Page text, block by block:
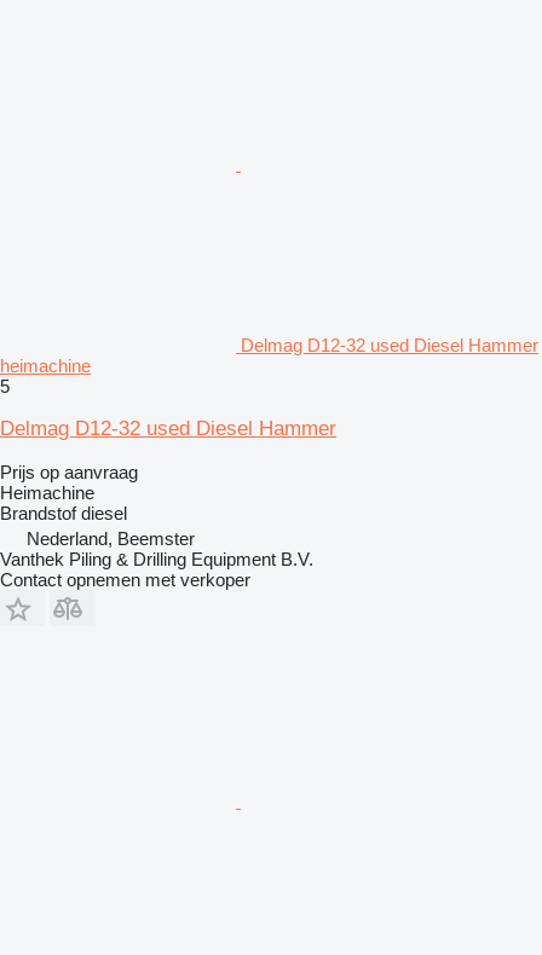
Delmag D12-32 used Diesel Hammer
heimachine
5
Delmag D12-32 used Diesel Hammer
Prijs op aanvraag
Heimachine
Brandstof diesel
Nederland, Beemster
Vanthek Piling & Drilling Equipment B.V.
Contact opnemen met verkoper